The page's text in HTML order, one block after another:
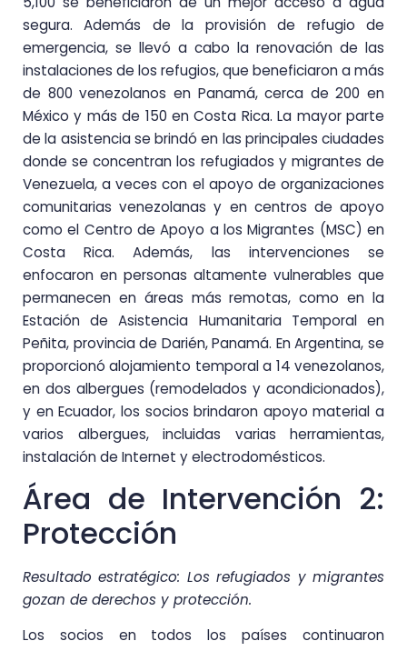
segura. Además de la provisión de refugio de
emergencia, se llevó a cabo la renovación de las
instalaciones de los refugios, que beneficiaron a más
de 800 venezolanos en Panamá, cerca de 200 en
México y más de 150 en Costa Rica. La mayor parte
de la asistencia se brindó en las principales ciudades
donde se concentran los refugiados y migrantes de
Venezuela, a veces con el apoyo de organizaciones
comunitarias venezolanas y en centros de apoyo
como el Centro de Apoyo a los Migrantes (MSC) en
Costa Rica. Además, las intervenciones se
enfocaron en personas altamente vulnerables que
permanecen en áreas más remotas, como en la
Estación de Asistencia Humanitaria Temporal en
Peñita, provincia de Darién, Panamá. En Argentina, se
proporcionó alojamiento temporal a 14 venezolanos,
en dos albergues (remodelados y acondicionados),
y en Ecuador, los socios brindaron apoyo material a
varios albergues, incluidas varias herramientas,
instalación de Internet y electrodomésticos.
Área de Intervención 2:
Protección
Resultado estratégico: Los refugiados y migrantes
gozan de derechos y protección.
Los socios en todos los países continuaron